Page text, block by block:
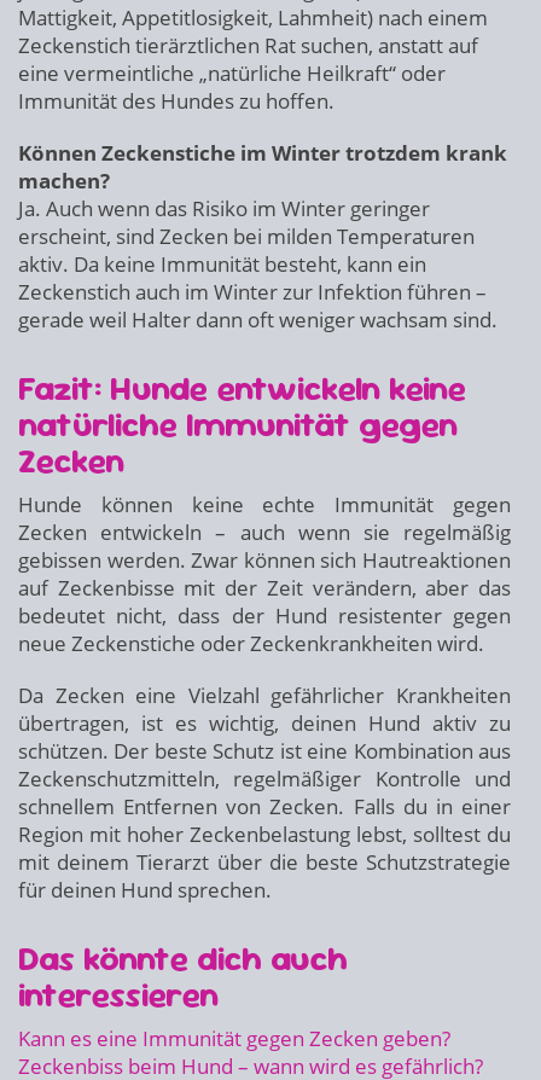
Mattigkeit, Appetitlosigkeit, Lahmheit) nach einem
Zeckenstich tierärztlichen Rat suchen, anstatt auf
eine vermeintliche „natürliche Heilkraft“ oder
Immunität des Hundes zu hoffen.
Können Zeckenstiche im Winter trotzdem krank
machen?
Ja. Auch wenn das Risiko im Winter geringer
erscheint, sind Zecken bei milden Temperaturen
aktiv. Da keine Immunität besteht, kann ein
Zeckenstich auch im Winter zur Infektion führen –
gerade weil Halter dann oft weniger wachsam sind.
Fazit: Hunde entwickeln keine
natürliche Immunität gegen
Zecken
Hunde können keine echte Immunität gegen
Zecken entwickeln – auch wenn sie regelmäßig
gebissen werden. Zwar können sich Hautreaktionen
auf Zeckenbisse mit der Zeit verändern, aber das
bedeutet nicht, dass der Hund resistenter gegen
neue Zeckenstiche oder Zeckenkrankheiten wird.
Da Zecken eine Vielzahl gefährlicher Krankheiten
übertragen, ist es wichtig, deinen Hund aktiv zu
schützen. Der beste Schutz ist eine Kombination aus
Zeckenschutzmitteln, regelmäßiger Kontrolle und
schnellem Entfernen von Zecken. Falls du in einer
Region mit hoher Zeckenbelastung lebst, solltest du
mit deinem Tierarzt über die beste Schutzstrategie
für deinen Hund sprechen.
Das könnte dich auch
interessieren
Kann es eine Immunität gegen Zecken geben?
Zeckenbiss beim Hund – wann wird es gefährlich?